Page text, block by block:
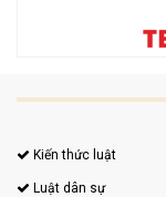
Kiến thức luật
Luật dân sự